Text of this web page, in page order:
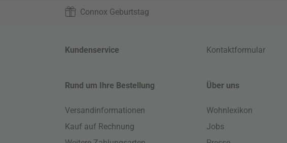
Connox Geburtstag
Kundenservice Kontaktformular
Rund um Ihre Bestellung
Versandinformationen
Kauf auf Rechnung
Über uns
Wohnlexikon
Jobs